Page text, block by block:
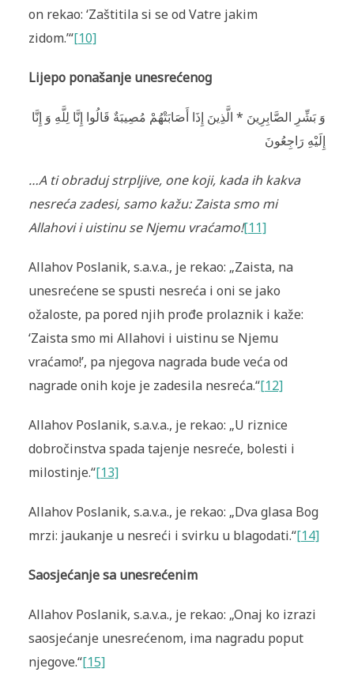
on rekao: ‘Zaštitila si se od Vatre jakim
zidom.’“[10]
Lijepo ponašanje unesrećenog
وَ بَشِّرِ الصَّابِرِينَ * الَّذِينَ إِذَا أَصَابَتْهُمْ مُصِيبَةٌ قَالُوا إِنَّا لِلَّهِ وَ إِنَّا
إِلَيْهِ رَاجِعُونَ
…A ti obraduj strpljive, one koji, kada ih kakva
nesreća zadesi, samo kažu: Zaista smo mi
Allahovi i uistinu se Njemu vraćamo![11]
Allahov Poslanik, s.a.v.a., je rekao: „Zaista, na
unesrećene se spusti nesreća i oni se jako
ožaloste, pa pored njih prođe prolaznik i kaže:
‘Zaista smo mi Allahovi i uistinu se Njemu
vraćamo!’, pa njegova nagrada bude veća od
nagrade onih koje je zadesila nesreća.“[12]
Allahov Poslanik, s.a.v.a., je rekao: „U riznice
dobročinstva spada tajenje nesreće, bolesti i
milostinje.“[13]
Allahov Poslanik, s.a.v.a., je rekao: „Dva glasa Bog
mrzi: jaukanje u nesreći i svirku u blagodati.“[14]
Saosjećanje sa unesrećenim
Allahov Poslanik, s.a.v.a., je rekao: „Onaj ko izrazi
saosjećanje unesrećenom, ima nagradu poput
njegove.“[15]